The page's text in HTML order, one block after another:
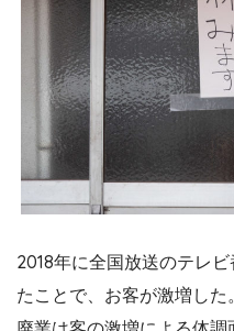
2018年に全国放送のテレ
たことで、お客が激増した。